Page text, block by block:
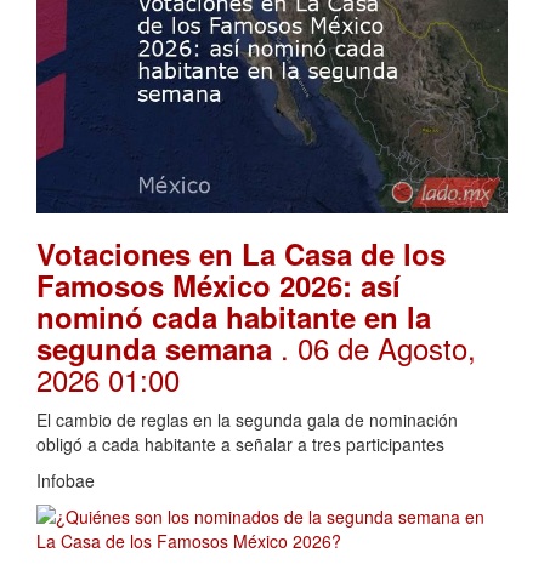
Votaciones en La Casa de los
Famosos México 2026: así
nominó cada habitante en la
segunda semana . 06 de Agosto,
2026 01:00
El cambio de reglas en la segunda gala de nominación
obligó a cada habitante a señalar a tres participantes
Infobae